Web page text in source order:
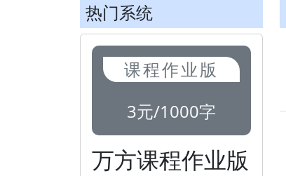
热门系统
课程作业版
3元/1000字
万方课程作业版